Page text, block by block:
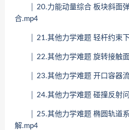
│ 20.力能动量综合 板块斜面弹
合.mp4
│ 21.其他力学难题 轻杆约束下
│ 22.其他力学难题 旋转接触面
│ 23.其他力学难题 开口容器流
│ 24.其他力学难题 碰撞反射问
│ 25.其他力学难题 椭圆轨道系
解.mp4